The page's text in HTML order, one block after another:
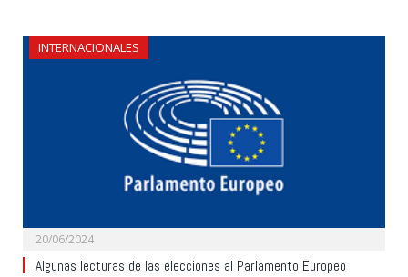
INTERNACIONALES
20/06/2024
Algunas lecturas de las elecciones al Parlamento Europeo